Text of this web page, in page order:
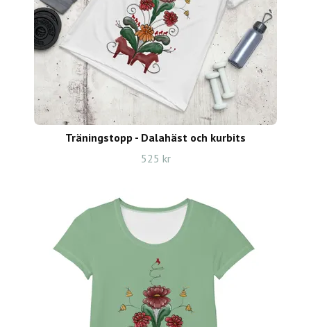
Träningstopp - Dalahäst och kurbits
525 kr